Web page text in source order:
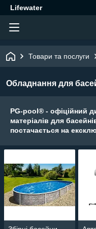
Lifewater
Товари та послуги
Обладнання для
PG-pool® - офіційний
матеріалів для
постачається на